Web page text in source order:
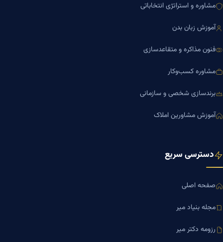
مشاوره و استراتژی انتخاباتی
آموزش زبان بدن
فنون مذاکره و متقاعدسازی
مشاوره کسب‌وکار
برندسازی شخصی و سازمانی
آموزش مشاورین املاک
دسترسی سریع
صفحه اصلی
مجله بنیاد میر
رزومه دکتر میر